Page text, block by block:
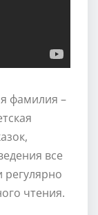
фамилия –
все
чтения.